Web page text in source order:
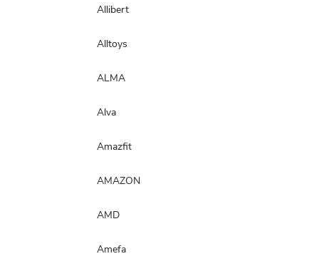
Allibert
Alltoys
ALMA
Alva
Amazfit
AMAZON
AMD
Amefa